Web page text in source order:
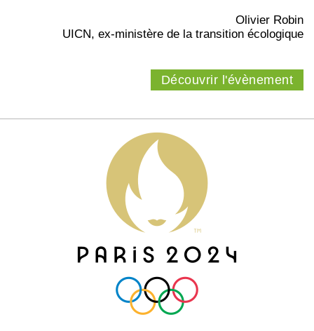
Olivier Robin
UICN, ex-ministère de la transition écologique
Découvrir l'évènement